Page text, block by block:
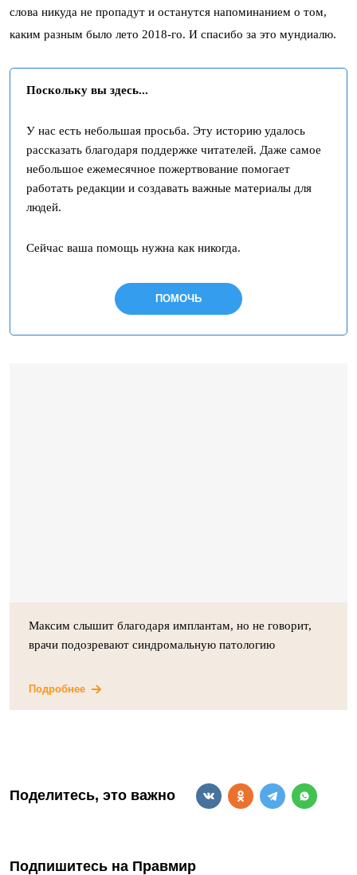
слова никуда не пропадут и останутся напоминанием о том,
каким разным было лето 2018-го. И спасибо за это мундиалю.
Поскольку вы здесь...
У нас есть небольшая просьба. Эту историю удалось
рассказать благодаря поддержке читателей. Даже самое
небольшое ежемесячное пожертвование помогает
работать редакции и создавать важные материалы для
людей.
Сейчас ваша помощь нужна как никогда.
ПОМОЧЬ
Максим слышит благодаря имплантам, но не говорит,
врачи подозревают синдромальную патологию
Подробнее
Поделитесь, это важно
Подпишитесь на Правмир